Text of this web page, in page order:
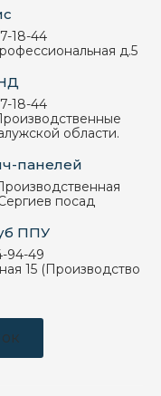
18-44
д.5
18-44
области.
панелей
посад
ППУ
94-49
15 (Производство